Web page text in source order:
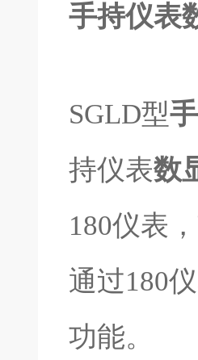
手持仪表
SGLD型
持仪表数
180仪表
通过180
功能。